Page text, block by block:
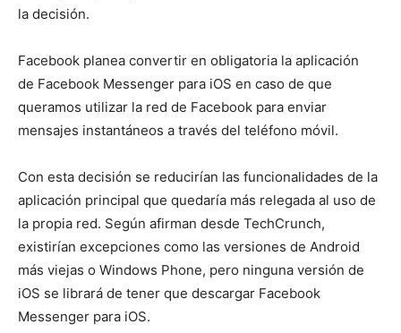
la decisión.
Facebook planea convertir en obligatoria la aplicación
de Facebook Messenger para iOS en caso de que
queramos utilizar la red de Facebook para enviar
mensajes instantáneos a través del teléfono móvil.
Con esta decisión se reducirían las funcionalidades de la
aplicación principal que quedaría más relegada al uso de
la propia red. Según afirman desde TechCrunch,
existirían excepciones como las versiones de Android
más viejas o Windows Phone, pero ninguna versión de
iOS se librará de tener que descargar Facebook
Messenger para iOS.